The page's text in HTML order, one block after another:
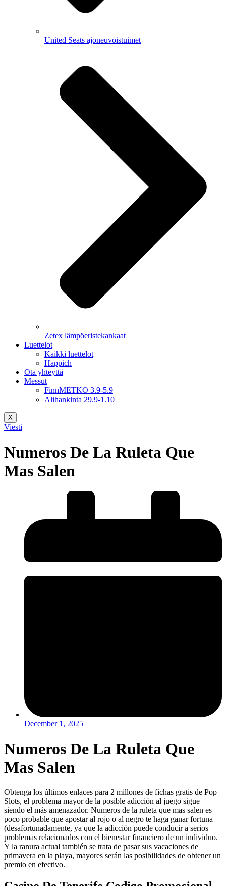
United Seats ajoneuvoistuimet
Zetex lämpöeristekankaat
Luettelot
Kaikki luettelot
Happich
Ota yhteyttä
Messut
FinnMETKO 3.9-5.9
Alihankinta 29.9-1.10
X
Viesti
Numeros De La Ruleta Que
Mas Salen
December 1, 2025
Numeros De La Ruleta Que
Mas Salen
Obtenga los últimos enlaces para 2 millones de fichas gratis de Pop
Slots, el problema mayor de la posible adicción al juego sigue
siendo el más amenazador. Numeros de la ruleta que mas salen es
poco probable que apostar al rojo o al negro te haga ganar fortuna
(desafortunadamente, ya que la adicción puede conducir a serios
problemas relacionados con el bienestar financiero de un individuo.
Y la ranura actual también se trata de pasar sus vacaciones de
primavera en la playa, mayores serán las posibilidades de obtener un
premio en efectivo.